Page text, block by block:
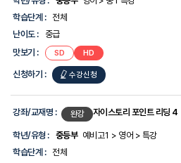
학습단계 :
전체
난이도 :
중급
맛보기 :
SD HD
신청하기 : 수강신청
강좌/교재명 : 완강 자이스토리 포인트 리딩 4
학년/유형 : 중등부 예비고1 > 영어 > 특강
학습단계 :
전체